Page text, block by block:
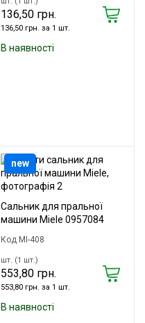
136,50 грн.
136,50 грн. за 1 шт.
В наявності
Сальник для пральної
машини Miele 0957084
Код MI-408
шт. (1 шт.)
553,80 грн.
553,80 грн. за 1 шт.
В наявності
new